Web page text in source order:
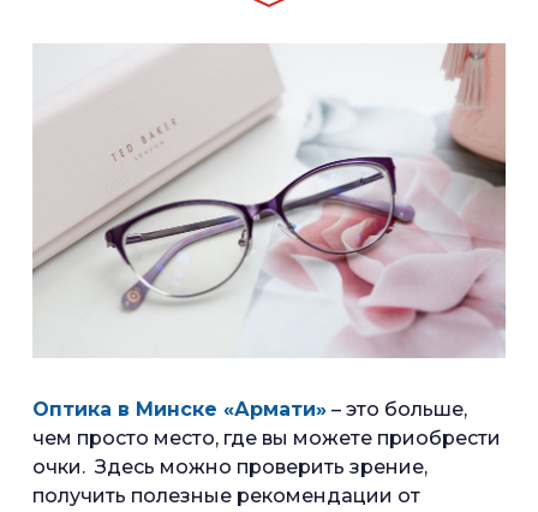
Оптика в Минске «Армати» – это больше,
чем просто место, где вы можете приобрести
очки. Здесь можно проверить зрение,
получить полезные рекомендации от